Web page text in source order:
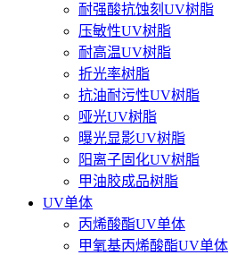
耐强酸抗蚀刻UV树脂
压敏性UV树脂
耐高温UV树脂
折光率树脂
抗油耐污性UV树脂
哑光UV树脂
曝光显影UV树脂
阳离子固化UV树脂
甲油胶成品树脂
UV单体
丙烯酸酯UV单体
甲氧基丙烯酸酯UV单体